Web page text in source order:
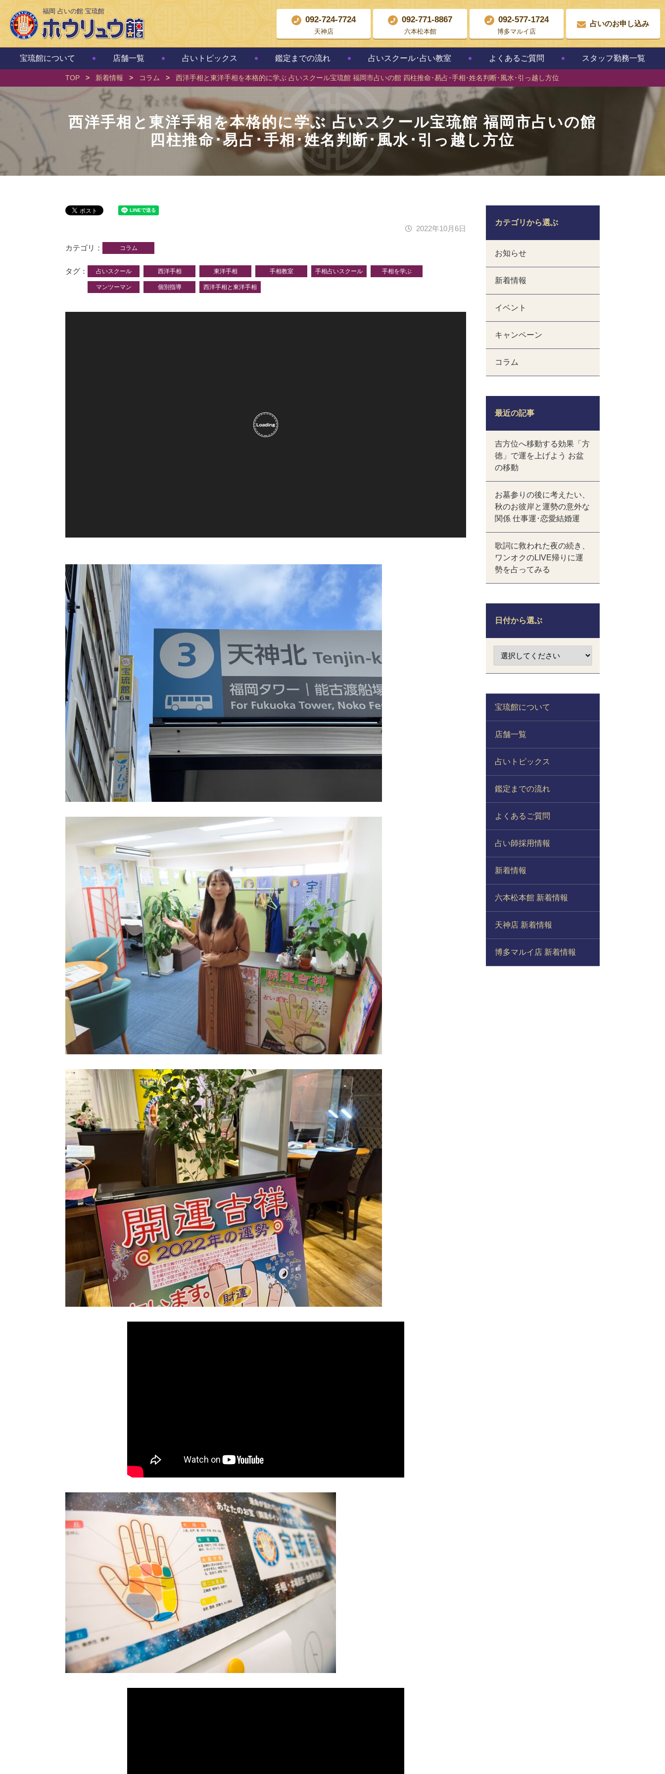
福岡 占いの館 宝琉館
092-724-7724
天神店
092-771-8867
六本松本館
092-577-1724
博多マルイ店
占いのお申し込み
宝琉館について 店舗一覧 占いトピックス 鑑定までの流れ 占いスクール･占い教室 よくあるご質問 スタッフ勤務一覧
TOP > 新着情報 > コラム > 西洋手相と東洋手相を本格的に学ぶ 占いスクール宝琉館 福岡市占いの館 四柱推命･易占･手相･姓名判断･風水･引っ越し方位
西洋手相と東洋手相を本格的に学ぶ 占いスクール宝琉館 福岡市占いの館
四柱推命･易占･手相･姓名判断･風水･引っ越し方位
2022年10月6日
カテゴリ コラム
タグ 占いスクール 西洋手相 東洋手相 手相教室 手相占いスクール 手相を学ぶ
マンツーマン 個別指導 西洋手相と東洋手相
カテゴリから選ぶ
お知らせ
新着情報
イベント
キャンペーン
コラム
最近の記事
吉方位へ移動する効果「方
徳」で運を上げよう お盆
の移動
お墓参りの後に考えたい、
秋のお彼岸と運勢の意外な
関係 仕事運･恋愛結婚運
歌詞に救われた夜の続き、
ワンオクのLIVE帰りに運
勢を占ってみる
日付から選ぶ
宝琉館について
店舗一覧
占いトピックス
鑑定までの流れ
よくあるご質問
占い師採用情報
新着情報
六本松本館 新着情報
天神店 新着情報
博多マルイ店 新着情報